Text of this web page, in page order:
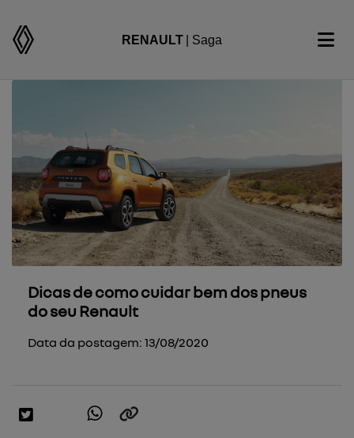
RENAULT | Saga
Dicas de como cuidar bem dos pneus
do seu Renault
Data da postagem: 13/08/2020